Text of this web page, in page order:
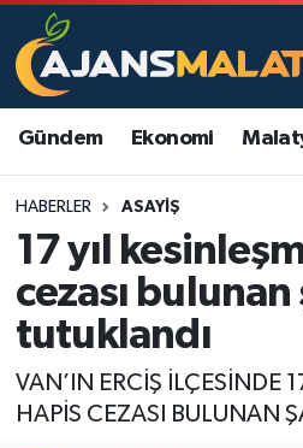
Gündem Ekonomi
HABERLER ASAYIŞ
17 yıl
cezası bulunan
tutuklandı
VAN’IN ERCİŞ İLÇESİNDE
HAPİS CEZASI BULUNAN
Asayiş
Eğitim
Ekonomi
Gündem
Kadın
Malatya Nöbetçi
Malatya Namaz Vakitleri
Malatya Trafik Yoğunluk
TFF 3.Lig 2.Grup Puan
Tüm Manşetler